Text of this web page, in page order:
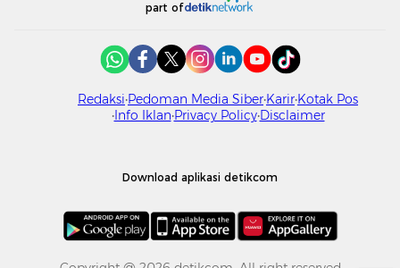
part of
Redaksi Pedoman Media Siber Karir Kotak Pos
Info IklanPrivacy PolicyDisclaimer
Download aplikasi detikcom